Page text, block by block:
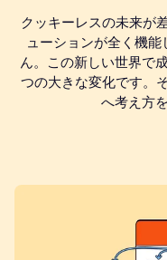
クッキーレスの未来が
ューションが全く機
ん。この新しい世界で
つの大きな変化です。
へ考え方